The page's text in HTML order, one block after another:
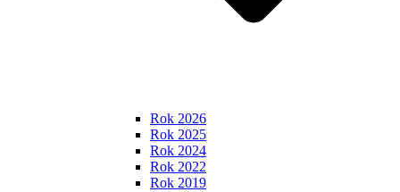
Rok 2026
Rok 2025
Rok 2024
Rok 2022
Rok 2019